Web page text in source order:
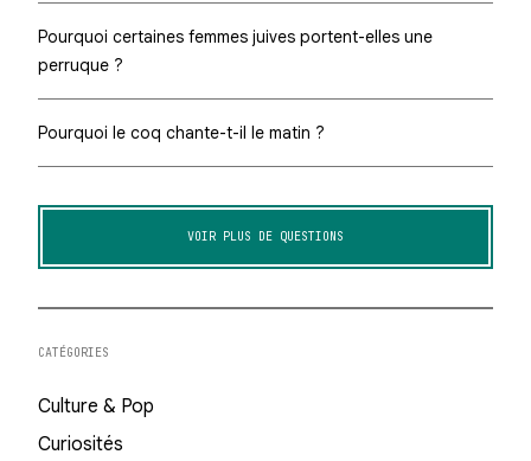
Pourquoi certaines femmes juives portent-elles une
perruque ?
Pourquoi le coq chante-t-il le matin ?
VOIR PLUS DE QUESTIONS
CATÉGORIES
Culture & Pop
Curiosités